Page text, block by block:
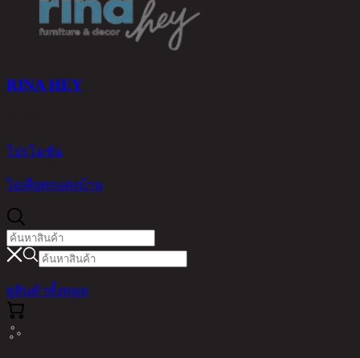
RINA HEY
โปรโมชัน
ไอเดียตกแต่งบ้าน
ดูสินค้าทั้งหมด